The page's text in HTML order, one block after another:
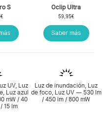
S Oclip Ultra
59,95€
Saber más
UV, Luz
Luz azul
mW / 40
15 lm
Luz de inundación, Luz
de foco, Luz UV — 530 lm
/ 450 lm / 800 mW